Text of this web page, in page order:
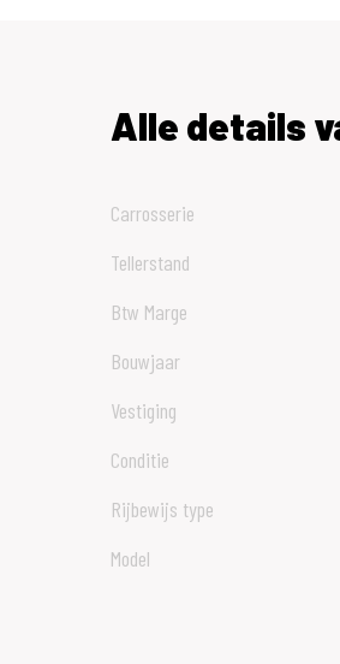
Alle details
Carrosserie
Tellerstand
Btw Marge
Bouwjaar
Vestiging
Conditie
Rijbewijs type
Model